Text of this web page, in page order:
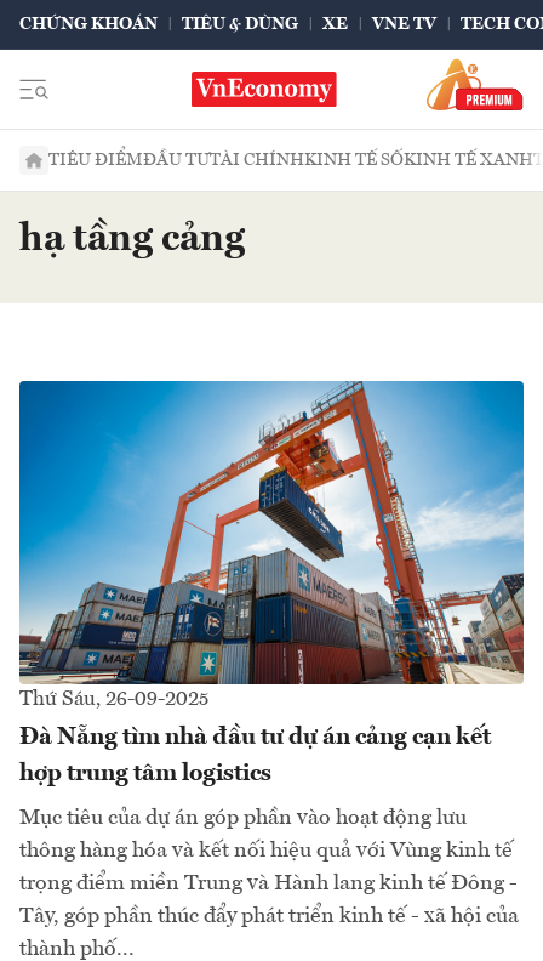
CHỨNG KHOÁN TIÊU & DÙNG XE VNE TV TECH
TIÊU ĐIỂMĐẦU TƯTÀI CHÍNHKINH TẾ SỐKINH TẾ XANH
hạ tầng cảng
Thứ Sáu, 26-09-2025
Đà Nẵng tìm nhà đầu tư dự án cảng cạn kết
hợp trung tâm logistics
Mục tiêu của dự án góp phần vào hoạt động lưu
thông hàng hóa và kết nối hiệu quả với Vùng kinh tế
trọng điểm miền Trung và Hành lang kinh tế Đông -
Tây, góp phần thúc đẩy phát triển kinh tế - xã hội của
thành phố...